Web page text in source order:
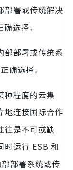
部署或传统解决
选择。
部部署或传统系
确选择。
种程度的云集
地连接国际合作
往是不可或缺
时运行 ESB 和
部署系统或传